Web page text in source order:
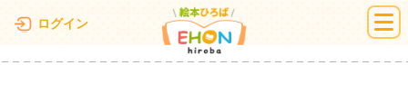
ログイン 絵本ひろば